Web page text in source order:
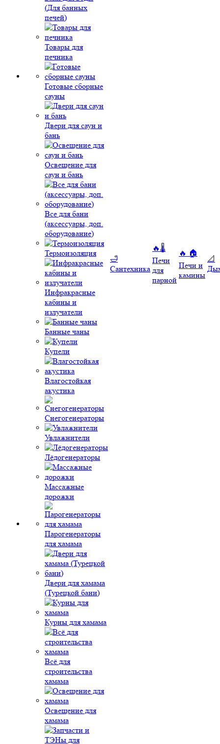
(Для банных
печей)
Товары для
печника
Готовые сборные
сауны
Двери для саун и
бань
Освещение для
саун и бань
Все для бани
(аксессуары, доп.
оборудование)
Термоизоляция
Инфракрасные
кабины и
излучатели
Банные чаны
Купели
Влагостойкая
акустика
Снегогенераторы
Увлажнители
Лёдогенераторы
Массажные
дорожки
Парогенераторы
для хамама
Двери для хамама
(Турецкой бани)
Курны для хамама
Всё для
строительства
хамама
Освещение для
хамама
🛁
Сантехника
🔥🌡️
Печи
для
парной
🔥 🏠
Печи и
камины
📐